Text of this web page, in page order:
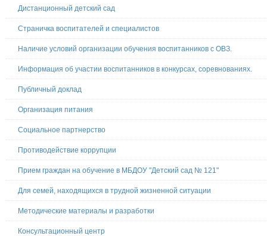
Дистанционный детский сад
Страничка воспитателей и специалистов
Наличие условий организации обучения воспитанников с ОВЗ.
Информация об участии воспитанников в конкурсах, соревнованиях.
Публичный доклад
Организация питания
Социальное партнерство
Противодействие коррупции
Прием граждан на обучение в МБДОУ "Детский сад № 121"
Для семей, находящихся в трудной жизненной ситуации
Методические материалы и разработки
Консультационный центр